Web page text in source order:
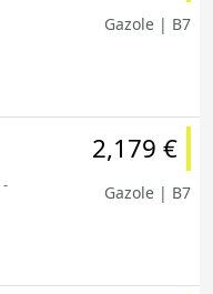
Gazole | B7
-
2,179 €
Gazole | B7